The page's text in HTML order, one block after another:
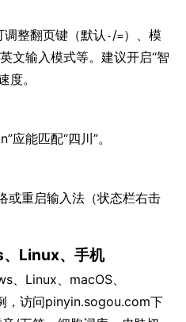
整翻页键（默认 - /=）、模
文输入模式等。建议开启“智
度。
应能匹配“四川”。
或重启输入法（状态栏右击
Linux、手机
、Linux、macOS、
，访问pinyin.sogou.com下